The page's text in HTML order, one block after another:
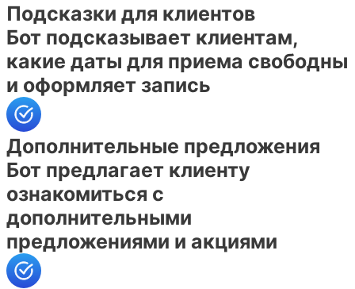
Подсказки для клиентов
Бот подсказывает клиентам,
какие даты для приема свободны
и оформляет запись
Дополнительные предложения
Бот предлагает клиенту
ознакомиться с
дополнительными
предложениями и акциями